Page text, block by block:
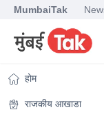
MumbaiTak
होम
राजकीय आखाडा